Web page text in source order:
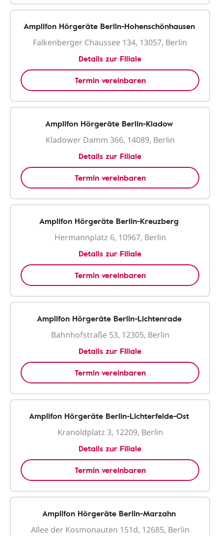
Amplifon Hörgeräte Berlin-Hohenschönhausen
Falkenberger Chaussee 134, 13057, Berlin
Details zur Filiale
Termin vereinbaren
Amplifon Hörgeräte Berlin-Kladow
Kladower Damm 366, 14089, Berlin
Details zur Filiale
Termin vereinbaren
Amplifon Hörgeräte Berlin-Kreuzberg
Hermannplatz 6, 10967, Berlin
Details zur Filiale
Termin vereinbaren
Amplifon Hörgeräte Berlin-Lichtenrade
Bahnhofstraße 53, 12305, Berlin
Details zur Filiale
Termin vereinbaren
Amplifon Hörgeräte Berlin-Lichterfelde-Ost
Kranoldplatz 3, 12209, Berlin
Details zur Filiale
Termin vereinbaren
Amplifon Hörgeräte Berlin-Marzahn
Allee der Kosmonauten 151d, 12685, Berlin